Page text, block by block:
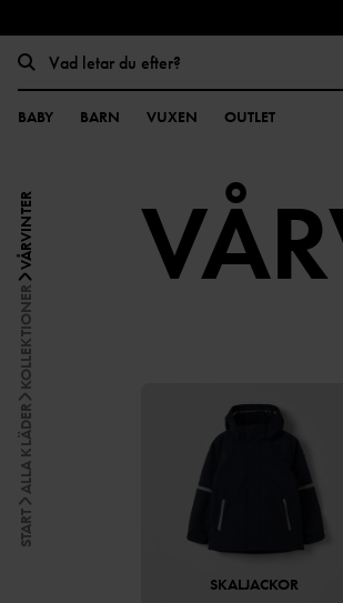
BABY BARN VUXEN OUTLET
START
ALLA KLÄDER
KOLLEKTIONER
VÅRVINTER
SKALJACKOR